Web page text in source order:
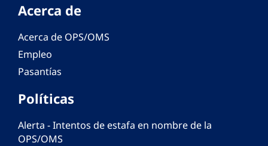
Acerca de
Acerca de OPS/OMS
Empleo
Pasantías
Políticas
Alerta - Intentos de estafa en nombre de la
OPS/OMS